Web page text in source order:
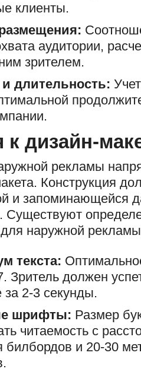
клиенты.
аудитории,
зрителем.
длительность:
к дизайн-
рекламы
Конструкция
и запоминающейся
Существуют
наружной
текста:
Зритель должен
2-3 секунды.
шрифты: Размер
читаемость с
билбордов и 20-30